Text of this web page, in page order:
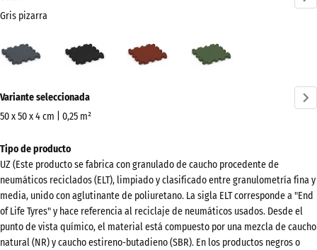
Gris pizarra
pizarra
ladrillo
información
sobre
colores?
Mostrar
paleta
de
colores
Variante seleccionada
50 x 50 x 4 cm | 0,25 m²
Dimensiones
para
el
envío
540
x
540
Tipo de producto
UZ (Este producto se fabrica con granulado de caucho procedente de
neumáticos reciclados (ELT), limpiado y clasificado entre granulometría fina y
media, unido con aglutinante de poliuretano. La sigla ELT corresponde a "End
of Life Tyres" y hace referencia al reciclaje de neumáticos usados. Desde el
punto de vista químico, el material está compuesto por una mezcla de caucho
natural (NR) y caucho estireno-butadieno (SBR). En los productos negros o